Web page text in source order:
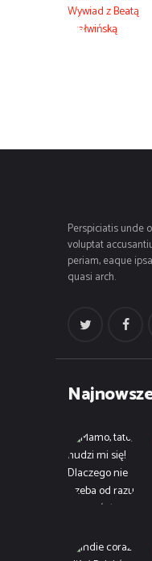
Perspiciatis unde
voluptat
periam, eaque
quasi arch.